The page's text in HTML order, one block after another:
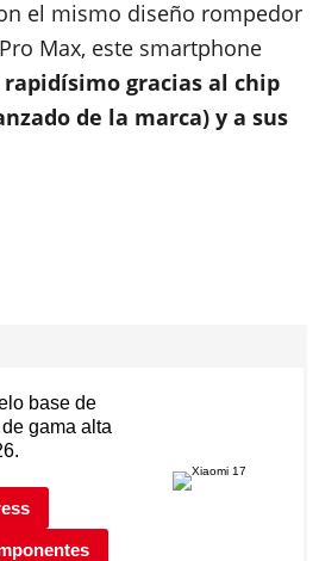
el mismo diseño rompedor
Max, este smartphone
gracias al chip
de la marca) y a sus
base de
gama alta